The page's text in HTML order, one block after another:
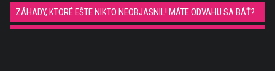
ZÁHADY, KTORÉ EŠTE NIKTO NEOBJASNIL! MÁTE ODVAHU SA BÁŤ?